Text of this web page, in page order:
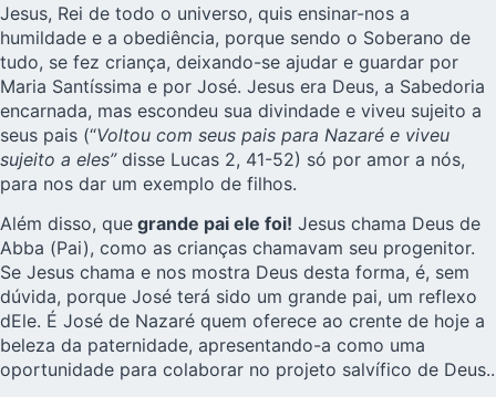
Jesus, Rei de todo o universo, quis ensinar-nos a
humildade e a obediência, porque sendo o Soberano de
tudo, se fez criança, deixando-se ajudar e guardar por
Maria Santíssima e por José. Jesus era Deus, a Sabedoria
encarnada, mas escondeu sua divindade e viveu sujeito a
seus pais (“Voltou com seus pais para Nazaré e viveu
sujeito a eles”disse Lucas 2, 41-52) só por amor a nós,
para nos dar um exemplo de filhos.
Além disso, que grande pai ele foi! Jesus chama Deus de
Abba (Pai), como as crianças chamavam seu progenitor.
Se Jesus chama e nos mostra Deus desta forma, é, sem
dúvida, porque José terá sido um grande pai, um reflexo
dEle. É José de Nazaré quem oferece ao crente de hoje a
beleza da paternidade, apresentando-a como uma
oportunidade para colaborar no projeto salvífico de Deus..